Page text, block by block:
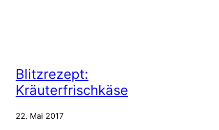
Blitzrezept:
Kräuterfrischkäse
22. Mai 2017